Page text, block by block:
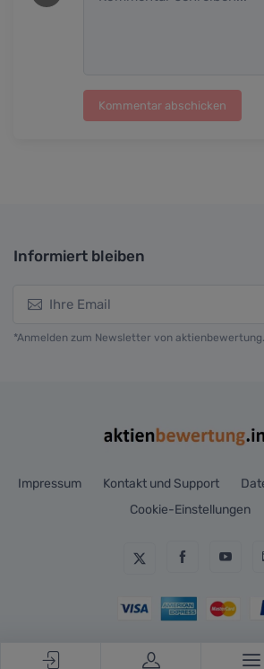
Kommentar abschicken
Informiert bleiben
*Anmelden zum Newsletter von
Impressum Kontakt und Support
Cookie-Einstellungen
© Aktienbewertung.info, 2018-